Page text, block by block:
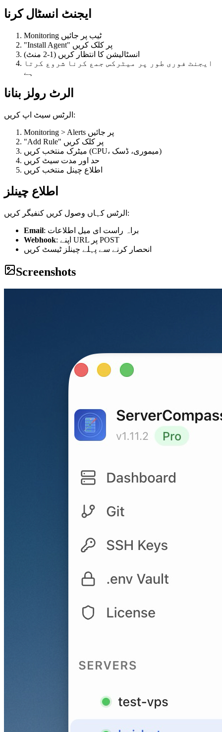
ایجنٹ انسٹال کرنا
Monitoring ٹیب پر جائیں
"Install Agent" پر کلک کریں
انسٹالیشن کا انتظار کریں (1-2 منٹ)
ایجنٹ فوری طور پر میٹرکس جمع کرنا شروع کرتا
ہے
الرٹ رولز بنانا
الرٹس سیٹ اپ کریں:
Monitoring > Alerts پر جائیں
"Add Rule" پر کلک کریں
میٹرک منتخب کریں (CPU، میموری، ڈسک)
حد اور مدت سیٹ کریں
اطلاع چینل منتخب کریں
اطلاع چینلز
الرٹس کہاں وصول کریں کنفیگر کریں:
Email : براہ راست ای میل اطلاعات
Webhook
: اپنے URL پر POST
انحصار کرنے سے پہلے چینلز ٹیسٹ کریں
Screenshots